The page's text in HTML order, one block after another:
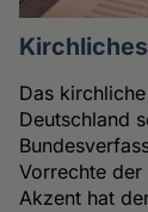
Das
Deutschland
Vorrechte
Akzent hat